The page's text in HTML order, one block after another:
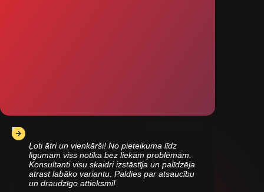
Ļoti ātri un vienkārši! No pieteikuma līdz
līgumam viss notika bez liekām problēmām.
Konsultanti visu skaidri izstāstīja un palīdzēja
atrast labāko variantu. Paldies par atsaucību
un draudzīgo attieksmi!